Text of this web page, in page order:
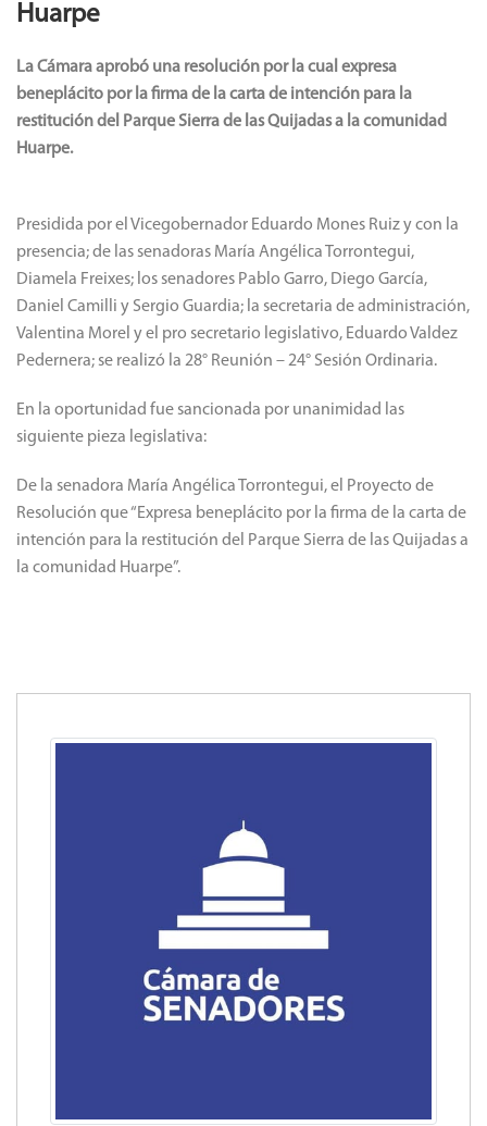
Huarpe
La Cámara aprobó una resolución por la cual expresa
beneplácito por la firma de la carta de intención para la
restitución del Parque Sierra de las Quijadas a la comunidad
Huarpe.
Presidida por el Vicegobernador Eduardo Mones Ruiz y con la
presencia; de las senadoras María Angélica Torrontegui,
Diamela Freixes; los senadores Pablo Garro, Diego García,
Daniel Camilli y Sergio Guardia; la secretaria de administración,
Valentina Morel y el pro secretario legislativo, Eduardo Valdez
Pedernera; se realizó la 28° Reunión – 24° Sesión Ordinaria.
En la oportunidad fue sancionada por unanimidad las
siguiente pieza legislativa:
De la senadora María Angélica Torrontegui, el Proyecto de
Resolución que “Expresa beneplácito por la firma de la carta de
intención para la restitución del Parque Sierra de las Quijadas a
la comunidad Huarpe”.